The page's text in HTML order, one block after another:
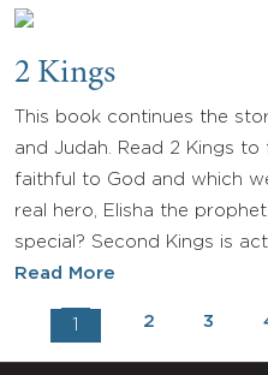
2 Kings
This book continues the
and Judah. Read 2 Kings
faithful to God and which
real hero, Elisha the
special? Second Kings is
Read More
1 2 3